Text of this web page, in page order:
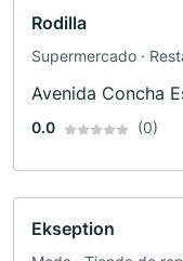
Rodilla
Supermercado ·
Avenida Concha
0.0 (0)
Ekseption